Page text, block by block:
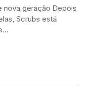
nova geração Depois
Scrubs está